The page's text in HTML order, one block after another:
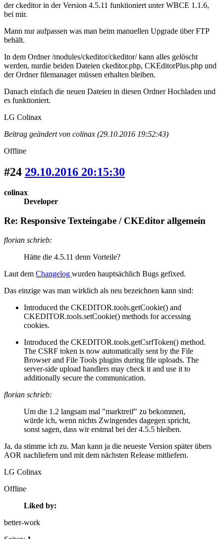
der ckeditor in der Version 4.5.11 funktioniert unter WBCE 1.1.6,
bei mir.
Mann nur aufpassen was man beim manuellen Upgrade über FTP
behält.
In dem Ordner /modules/ckeditor/ckeditor/ kann alles gelöscht
werden, nurdie beiden Dateien ckeditor.php, CKEditorPlus.php und
der Ordner filemanager müssen erhalten bleiben.
Danach einfach die neuen Dateien in diesen Ordner Hochladen und
es funktioniert.
LG Colinax
Beitrag geändert von colinax (29.10.2016 19:52:43)
Offline
#24 29.10.2016 20:15:30
colinax
Developer
Re: Responsive Texteingabe / CKEditor allgemein
florian schrieb:
Hätte die 4.5.11 denn Vorteile?
Laut dem Changelog wurden hauptsächlich Bugs gefixed.
Das einzige was man wirklich als neu bezeichnen kann sind:
Introduced the CKEDITOR.tools.getCookie() and
CKEDITOR.tools.setCookie() methods for accessing
cookies.
Introduced the CKEDITOR.tools.getCsrfToken() method.
The CSRF token is now automatically sent by the File
Browser and File Tools plugins during file uploads. The
server-side upload handlers may check it and use it to
additionally secure the communication.
florian schrieb:
Um die 1.2 langsam mal "marktreif" zu bekommen,
würde ich, wenn nichts Zwingendes dagegen spricht,
sonst sagen, dass wir erstmal bei der 4.5.5 bleiben.
Ja, da stimme ich zu. Man kann ja die neueste Version später übers
AOR nachliefern und mit dem nächsten Release mitliefern.
LG Colinax
Offline
Liked by:
better-work